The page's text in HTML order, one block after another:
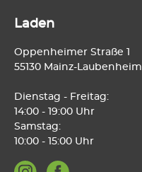
Laden
Oppenheimer Straße 1
55130 Mainz-Laubenheim
Dienstag - Freitag:
14:00 - 19:00 Uhr
Samstag:
10:00 - 15:00 Uhr